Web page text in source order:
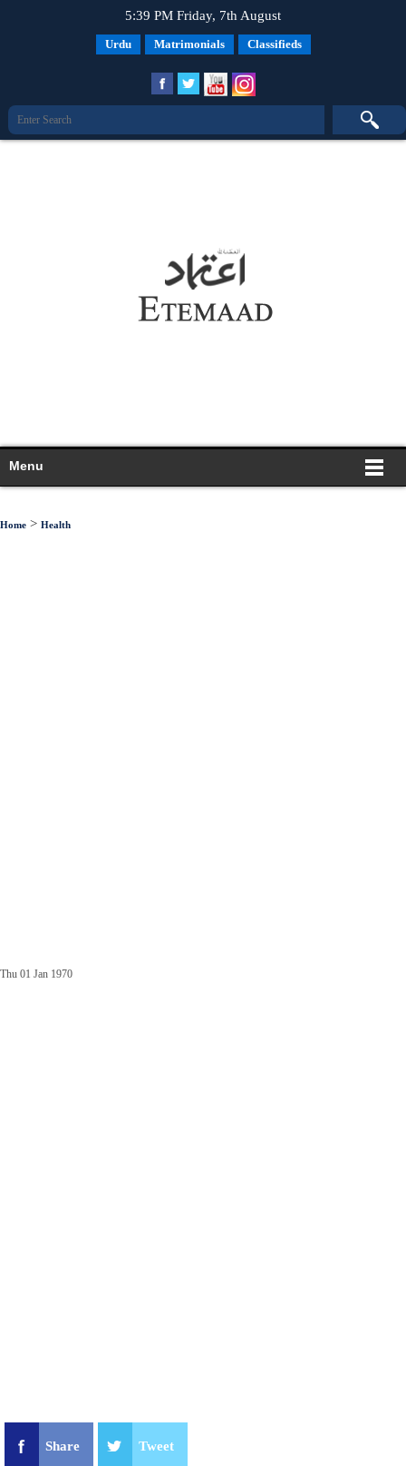
5:39 PM Friday, 7th August
Urdu Matrimonials Classifieds
Menu
Home > Health
Thu 01 Jan 1970
Share Tweet